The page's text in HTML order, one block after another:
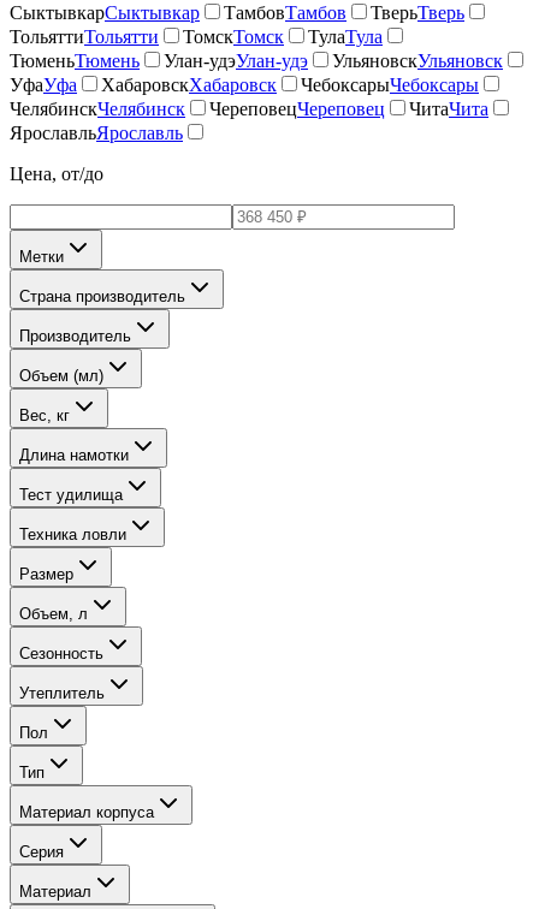
СыктывкарСыктывкар ТамбовТамбов ТверьТверь
ТольяттиТольятти ТомскТомск ТулаТула
ТюменьТюмень Улан-удэУлан-удэ УльяновскУльяновск
УфаУфа ХабаровскХабаровск ЧебоксарыЧебоксары
ЧелябинскЧелябинск ЧереповецЧереповец ЧитаЧита
ЯрославльЯрославль
Цена, от/до
Метки
Страна производитель
Производитель
Объем (мл)
Вес, кг
Длина намотки
Тест удилища
Техника ловли
Размер
Объем, л
Сезонность
Утеплитель
Пол
Тип
Материал корпуса
Серия
Материал